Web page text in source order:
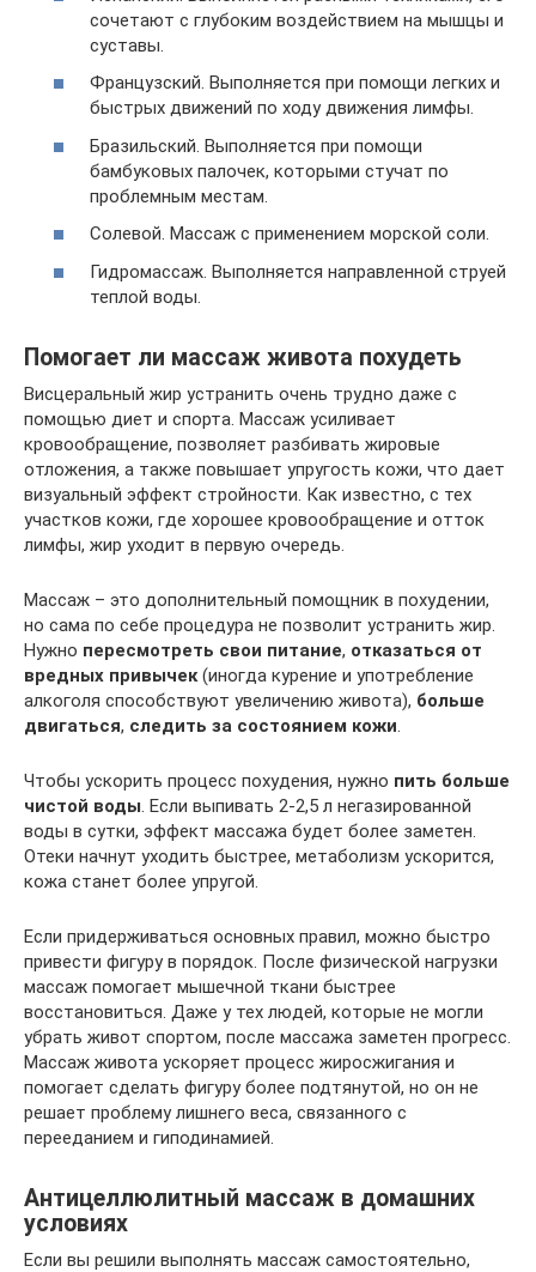
сочетают с глубоким воздействием на мышцы и
суставы.
Французский. Выполняется при помощи легких и
быстрых движений по ходу движения лимфы.
Бразильский. Выполняется при помощи
бамбуковых палочек, которыми стучат по
проблемным местам.
Солевой. Массаж с применением морской соли.
Гидромассаж. Выполняется направленной струей
теплой воды.
Помогает ли массаж живота похудеть
Висцеральный жир устранить очень трудно даже с
помощью диет и спорта. Массаж усиливает
кровообращение, позволяет разбивать жировые
отложения, а также повышает упругость кожи, что дает
визуальный эффект стройности. Как известно, с тех
участков кожи, где хорошее кровообращение и отток
лимфы, жир уходит в первую очередь.
Массаж – это дополнительный помощник в похудении,
но сама по себе процедура не позволит устранить жир.
Нужно пересмотреть свои питание, отказаться от
вредных привычек (иногда курение и употребление
алкоголя способствуют увеличению живота), больше
двигаться, следить за состоянием кожи
Чтобы ускорить процесс похудения, нужно пить больше
чистой воды . Если выпивать 2-2,5 л негазированной
воды в сутки, эффект массажа будет более заметен.
Отеки начнут уходить быстрее, метаболизм ускорится,
кожа станет более упругой.
Если придерживаться основных правил, можно быстро
привести фигуру в порядок. После физической нагрузки
массаж помогает мышечной ткани быстрее
восстановиться. Даже у тех людей, которые не могли
убрать живот спортом, после массажа заметен прогресс.
Массаж живота ускоряет процесс жиросжигания и
помогает сделать фигуру более подтянутой, но он не
решает проблему лишнего веса, связанного с
перееданием и гиподинамией.
Антицеллюлитный массаж в домашних
условиях
Если вы решили выполнять массаж самостоятельно,